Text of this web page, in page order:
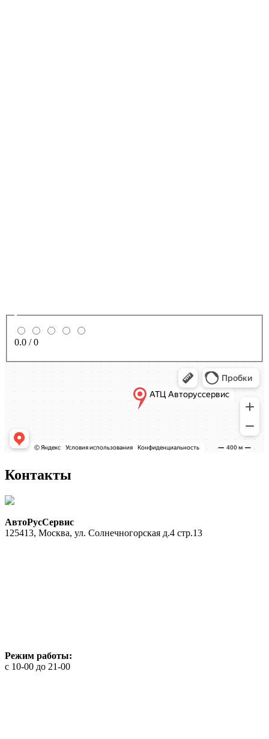
0.0 /0
Контакты
АвтоРусСервис
125413, Москва, ул. Солнечногорская д.4 стр.13
Режим работы:
с 10-00 до 21-00